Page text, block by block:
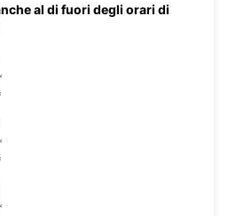
al di fuori degli orari di